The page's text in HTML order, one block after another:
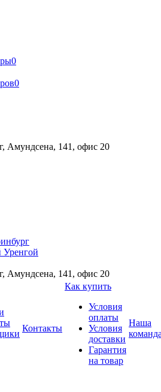
0
0
Амундсена, 141, офис 20
Амундсена, 141, офис 20
Контакты
Как купить
Условия
оплаты
Условия
доставки
Гарантия
на товар
Наша